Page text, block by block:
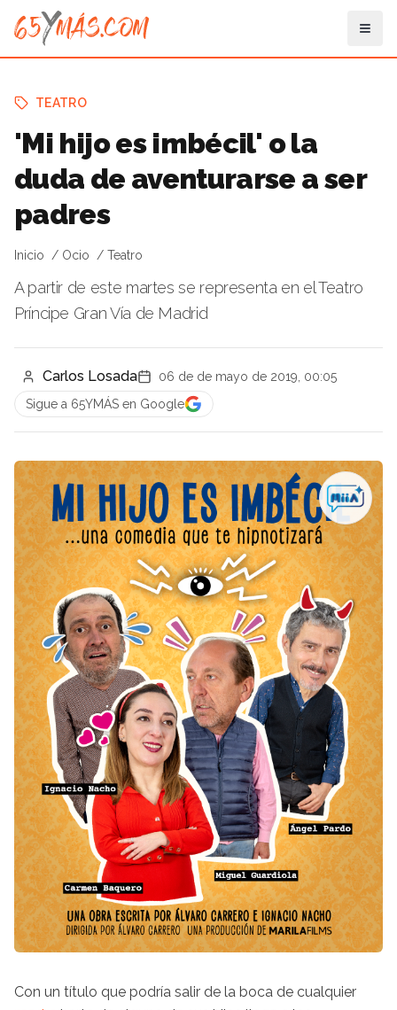
TEATRO
'Mi hijo es imbécil' o la
duda de aventurarse a ser
padres
Inicio Ocio Teatro
A partir de este martes se representa en el Teatro
Príncipe Gran Vía de Madrid
Carlos Losada
06 de de mayo de 2019, 00:05
Sigue a 65YMÁS en Google
Con un título que podría salir de la boca de cualquier